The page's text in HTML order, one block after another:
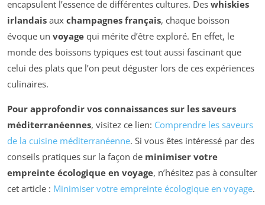
encapsulent l’essence de différentes cultures. Des whiskies
irlandais aux champagnes français, chaque boisson
évoque un voyage qui mérite d’être exploré. En effet, le
monde des boissons typiques est tout aussi fascinant que
celui des plats que l’on peut déguster lors de ces expériences
culinaires.
Pour approfondir vos connaissances sur les saveurs
méditerranéennes, visitez ce lien: Comprendre les saveurs
de la cuisine méditerranéenne. Si vous êtes intéressé par des
conseils pratiques sur la façon de minimiser votre
empreinte écologique en voyage, n’hésitez pas à consulter
cet article : Minimiser votre empreinte écologique en voyage.